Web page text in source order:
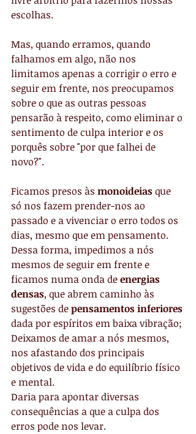
escolhas.
Mas, quando erramos, quando
falhamos em algo, não nos
limitamos apenas a corrigir o erro e
seguir em frente, nos preocupamos
sobre o que as outras pessoas
pensarão à respeito, como eliminar o
sentimento de culpa interior e os
porquês sobre "por que falhei de
novo?".
Ficamos presos às monoideias que
só nos fazem prender-nos ao
passado e a vivenciar o erro todos os
dias, mesmo que em pensamento.
Dessa forma, impedimos a nós
mesmos de seguir em frente e
ficamos numa onda de energias
densas, que abrem caminho às
sugestões de pensamentos inferiores
dada por espíritos em baixa vibração;
Deixamos de amar a nós mesmos,
nos afastando dos principais
objetivos de vida e do equilíbrio físico
e mental.
Daria para apontar diversas
consequências a que a culpa dos
erros pode nos levar.